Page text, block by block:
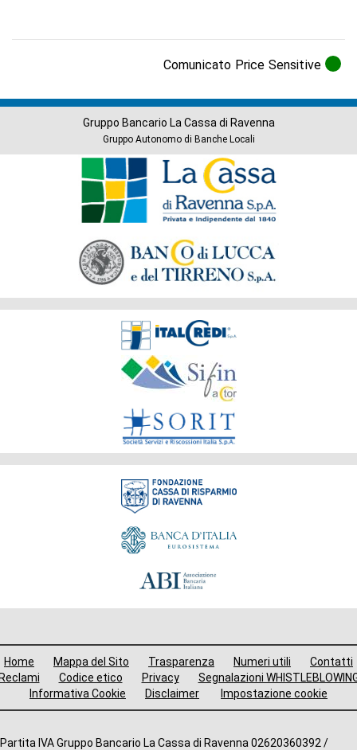
Comunicato Price Sensitive
Gruppo Bancario La Cassa di Ravenna
Gruppo Autonomo di Banche Locali
Fondazione
Home Mappa del Sito Trasparenza Numeri utili
Contatti
Codice etico Privacy
Segnalazioni
Informativa Cookie
Disclaimer Impostazione cookie
Partita IVA Gruppo Bancario La Cassa di Ravenna 02620360392 /